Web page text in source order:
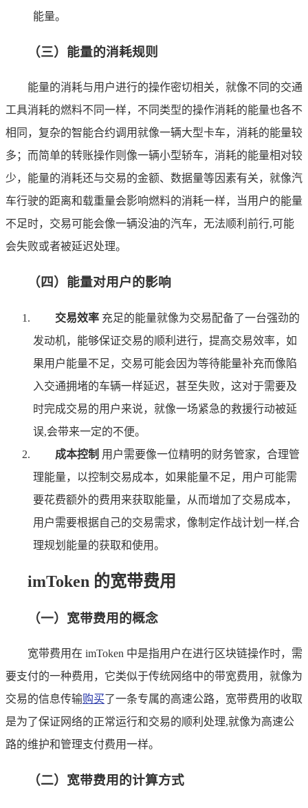
能量。
（三）能量的消耗规则
能量的消耗与用户进行的操作密切相关，就像不同的交通
工具消耗的燃料不同一样，不同类型的操作消耗的能量也各不
相同，复杂的智能合约调用就像一辆大型卡车，消耗的能量较
多；而简单的转账操作则像一辆小型轿车，消耗的能量相对较
少，能量的消耗还与交易的金额、数据量等因素有关，就像汽
车行驶的距离和载重量会影响燃料的消耗一样，当用户的能量
不足时，交易可能会像一辆没油的汽车，无法顺利前行,可能
会失败或者被延迟处理。
（四）能量对用户的影响
交易效率 充足的能量就像为交易配备了一台强劲的
发动机，能够保证交易的顺利进行，提高交易效率，如
果用户能量不足，交易可能会因为等待能量补充而像陷
入交通拥堵的车辆一样延迟，甚至失败，这对于需要及
时完成交易的用户来说，就像一场紧急的救援行动被延
误,会带来一定的不便。
成本控制 用户需要像一位精明的财务管家，合理管
理能量，以控制交易成本，如果能量不足，用户可能需
要花费额外的费用来获取能量，从而增加了交易成本，
用户需要根据自己的交易需求，像制定作战计划一样,合
理规划能量的获取和使用。
imToken 的宽带费用
（一）宽带费用的概念
宽带费用在 imToken 中是指用户在进行区块链操作时，需
要支付的一种费用，它类似于传统网络中的带宽费用，就像为
交易的信息传输购买了一条专属的高速公路，宽带费用的收取
是为了保证网络的正常运行和交易的顺利处理,就像为高速公
路的维护和管理支付费用一样。
（二）宽带费用的计算方式